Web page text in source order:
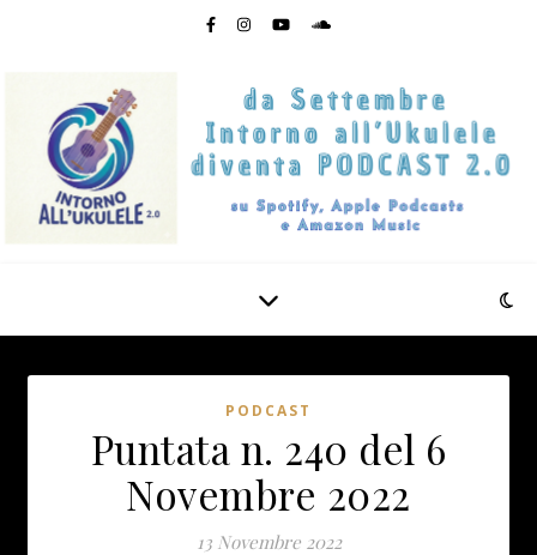
PODCAST
Puntata n. 240 del 6
Novembre 2022
13 Novembre 2022